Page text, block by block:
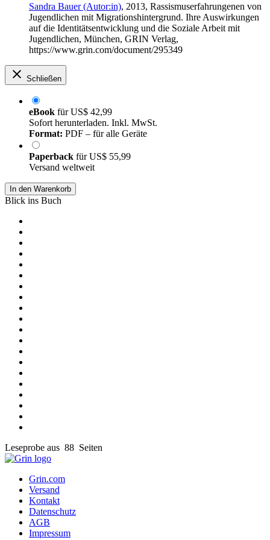
Sandra Bauer (Autor:in), 2013, Rassismuserfahrungenen von
Jugendlichen mit Migrationshintergrund. Ihre Auswirkungen
auf die Identitätsentwicklung und die Soziale Arbeit mit
Jugendlichen, München, GRIN Verlag,
https://www.grin.com/document/295349
Schließen
eBook fürUS$ 42,99
Sofort herunterladen. Inkl. MwSt.
Format: PDF – für alle Geräte
Paperback fürUS$ 55,99
Versand weltweit
In den Warenkorb
Blick ins Buch
Leseprobe aus 88 Seiten
Grin.com
Versand
Kontakt
Datenschutz
AGB
Impressum